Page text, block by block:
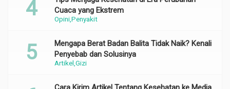
OpiniPenyakit
Cuaca yang Ekstrem
Artikel Gizi
Mengapa Berat Badan Balita Tidak Naik? Kenali
Penyebab dan Solusinya